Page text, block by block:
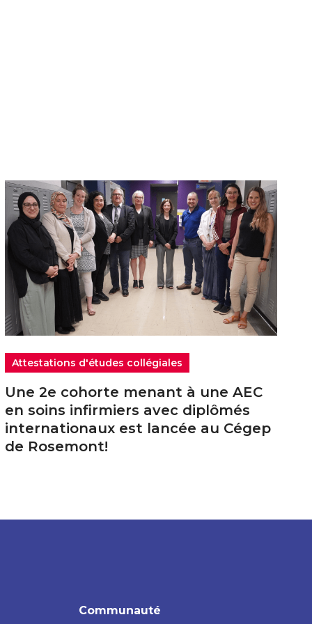
Attestations d'études collégiales
Une 2e cohorte menant à une AEC
en soins infirmiers avec diplômés
internationaux est lancée au Cégep
de Rosemont!
Communauté